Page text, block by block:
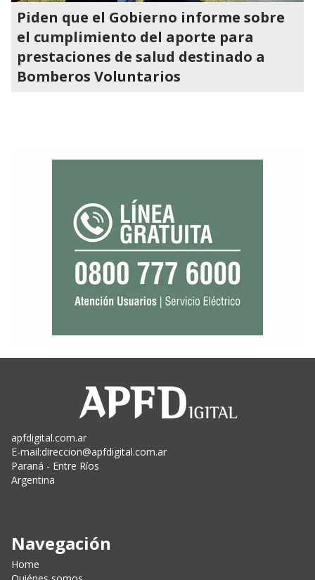
Piden que el Gobierno informe sobre
el cumplimiento del aporte para
prestaciones de salud destinado a
Bomberos Voluntarios
apfdigital.com.ar
E-mail:direccion@apfdigital.com.ar
Paraná - Entre Ríos
Argentina
Navegación
Home